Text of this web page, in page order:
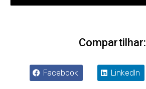
Compartilhar:
Facebook LinkedIn